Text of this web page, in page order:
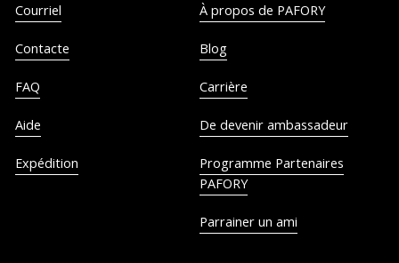
Courriel
Contacte
FAQ
Aide
Expédition
À propos de PAFORY
Blog
Carrière
De devenir ambassadeur
Programme Partenaires
PAFORY
Parrainer un ami